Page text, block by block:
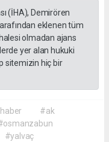
(İHA), Demirören
eklenen tüm
olmadan ajans
yer alan hukuki
sitemizin hiç bir
#ak
#yalvaç